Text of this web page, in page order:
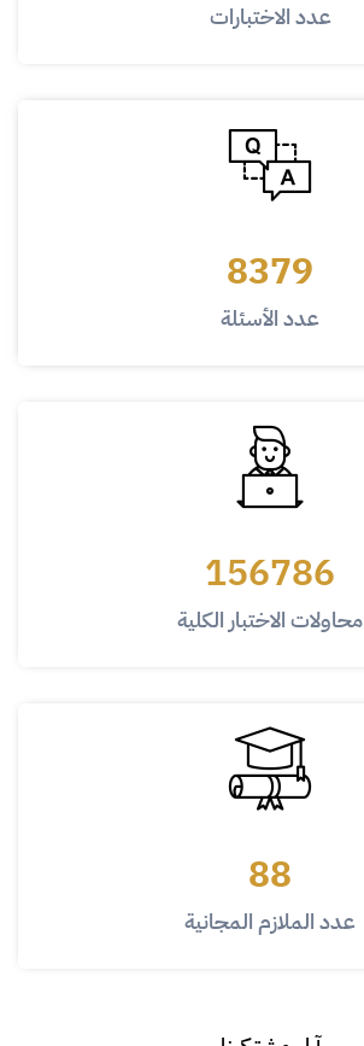
عدد الاختبارات
8379
عدد الأسئلة
156786
محاولات الاختبار الكلية
88
عدد الملازم المجانية